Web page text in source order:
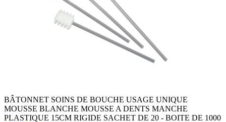
BÂTONNET SOINS DE BOUCHE USAGE UNIQUE
MOUSSE BLANCHE MOUSSE A DENTS MANCHE
PLASTIQUE 15CM RIGIDE SACHET DE 20 - BOITE DE 1000